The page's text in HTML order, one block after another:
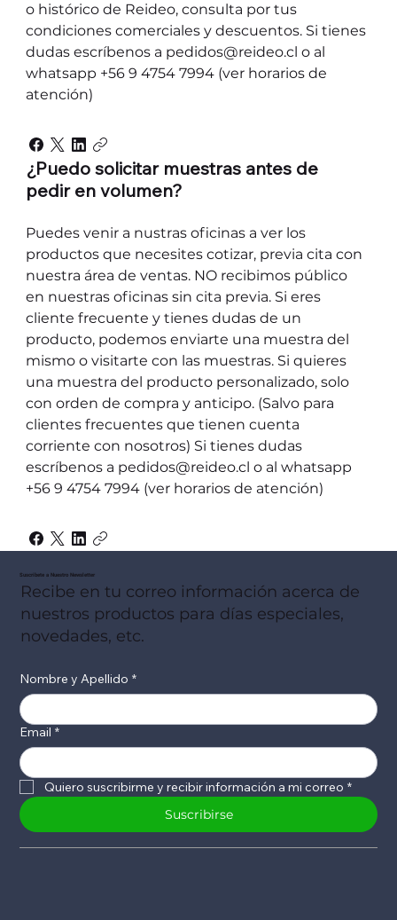
o histórico de Reideo, consulta por tus
condiciones comerciales y descuentos. Si tienes
dudas escríbenos a pedidos@reideo.cl o al
whatsapp +56 9 4754 7994 (ver horarios de
atención)
¿Puedo solicitar muestras antes de
pedir en volumen?
Puedes venir a nustras oficinas a ver los
productos que necesites cotizar, previa cita con
nuestra área de ventas. NO recibimos público
en nuestras oficinas sin cita previa. Si eres
cliente frecuente y tienes dudas de un
producto, podemos enviarte una muestra del
mismo o visitarte con las muestras. Si quieres
una muestra del producto personalizado, solo
con orden de compra y anticipo. (Salvo para
clientes frecuentes que tienen cuenta
corriente con nosotros) Si tienes dudas
escríbenos a pedidos@reideo.cl o al whatsapp
+56 9 4754 7994 (ver horarios de atención)
Suscribete a Nuestro Newsletter
Recibe en tu correo información acerca de
nuestros productos para días especiales,
novedades, etc.
Nombre y Apellido *
Email *
Quiero suscribirme y recibir información a mi correo *
Suscribirse